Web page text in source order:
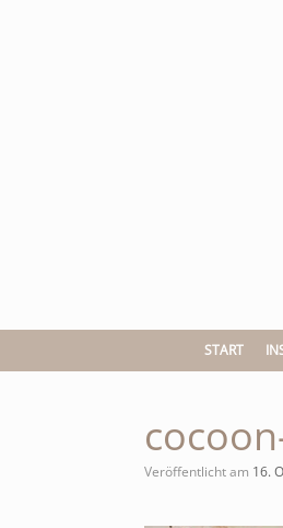
START
Veröffentlicht am 16.